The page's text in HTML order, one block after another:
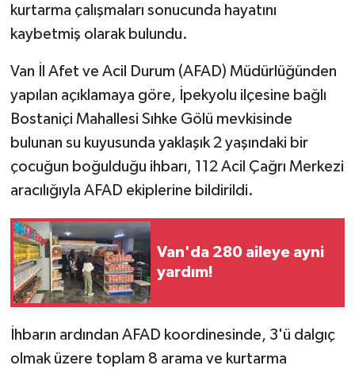
kurtarma çalışmaları sonucunda hayatını
kaybetmiş olarak bulundu.
Van İl Afet ve Acil Durum (AFAD) Müdürlüğünden
yapılan açıklamaya göre, İpekyolu ilçesine bağlı
Bostaniçi Mahallesi Sıhke Gölü mevkisinde
bulunan su kuyusunda yaklaşık 2 yaşındaki bir
çocuğun boğulduğu ihbarı, 112 Acil Çağrı Merkezi
aracılığıyla AFAD ekiplerine bildirildi.
Van'da 280 aileye ayni
yardım!
İhbarın ardından AFAD koordinesinde, 3'ü dalgıç
olmak üzere toplam 8 arama ve kurtarma